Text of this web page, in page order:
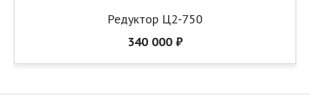
Редуктор Ц2-750
340 000 ₽